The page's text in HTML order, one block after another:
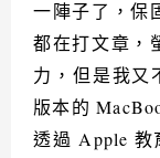
一陣子了，保
都在打文章，
力，但是我又
版本的
透過 Apple 教